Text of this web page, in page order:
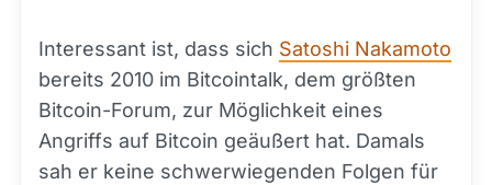
Interessant ist, dass sich Satoshi Nakamoto
bereits 2010 im Bitcointalk, dem größten
Bitcoin-Forum, zur Möglichkeit eines
Angriffs auf Bitcoin geäußert hat. Damals
sah er keine schwerwiegenden Folgen für